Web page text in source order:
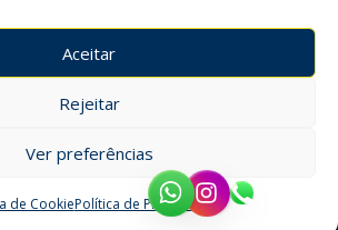
Aceitar
Rejeitar
Ver preferências
de CookiePolítica de Privacidade
Seguir no Instagram
reservados para Sinpospetro Campinas.